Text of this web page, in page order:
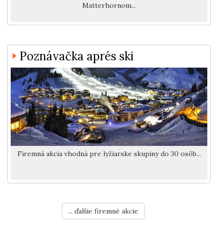
Matterhornom...
Poznávačka aprés ski
Firemná akcia vhodná pre lyžiarske skupiny do 30 osôb...
... ďalšie firemné akcie